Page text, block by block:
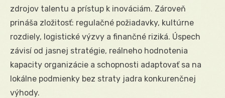
zdrojov talentu a prístup k inováciám. Zároveň
prináša zložitosť: regulačné požiadavky, kultúrne
rozdiely, logistické výzvy a finančné riziká. Úspech
závisí od jasnej stratégie, reálneho hodnotenia
kapacity organizácie a schopnosti adaptovať sa na
lokálne podmienky bez straty jadra konkurenčnej
výhody.